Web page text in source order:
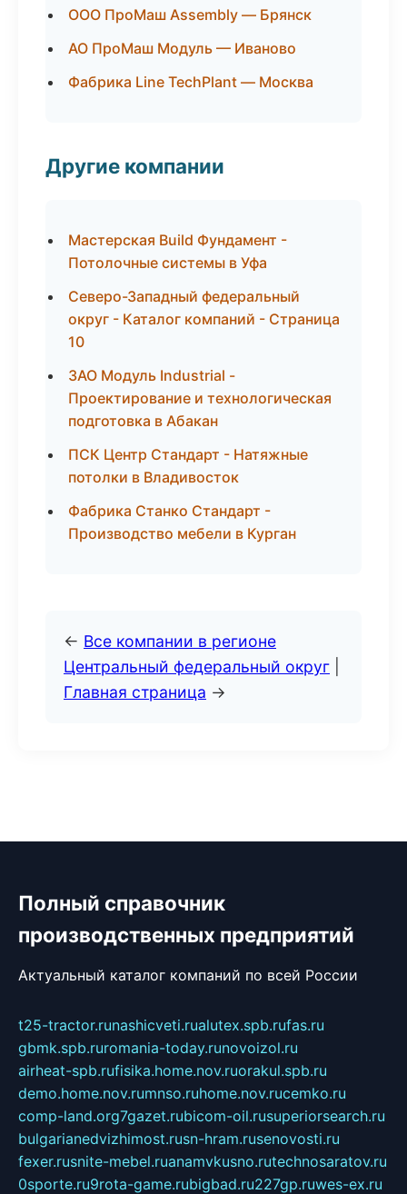
ООО ПроМаш Assembly — Брянск
АО ПроМаш Модуль — Иваново
Фабрика Line TechPlant — Москва
Другие компании
Мастерская Build Фундамент -
Потолочные системы в Уфа
Северо-Западный федеральный
округ - Каталог компаний - Страница
10
ЗАО Модуль Industrial -
Проектирование и технологическая
подготовка в Абакан
ПСК Центр Стандарт - Натяжные
потолки в Владивосток
Фабрика Станко Стандарт -
Производство мебели в Курган
← Все компании в регионе
Центральный федеральный округ
Главная страница →
Полный справочник
производственных предприятий
Актуальный каталог компаний по всей России
t25-tractor.runashicveti.rualutex.spb.rufas.ru
gbmk.spb.ruromania-today.runovoizol.ru
airheat-spb.rufisika.home.nov.ruorakul.spb.ru
demo.home.nov.rumnso.ruhome.nov.rucemko.ru
comp-land.org7gazet.rubicom-oil.rusuperiorsearch.ru
bulgarianedvizhimost.rusn-hram.rusenovosti.ru
fexer.rusnite-mebel.ruanamvkusno.rutechnosaratov.ru
0sporte.ru9rota-game.rubigbad.ru227gp.ruwes-ex.ru